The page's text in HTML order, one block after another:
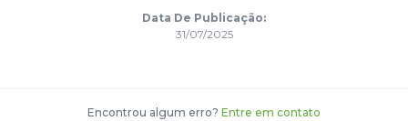
Data De Publicação:
31/07/2025
Encontrou algum erro? Entre em contato